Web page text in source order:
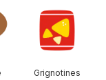
Grignotines